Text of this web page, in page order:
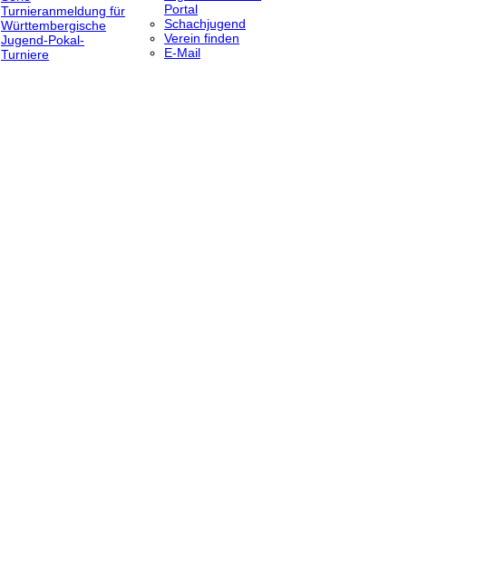
Turnieranmeldung für
Württembergische
Jugend-Pokal-
Turniere
Portal
Schachjugend
Verein finden
E-Mail